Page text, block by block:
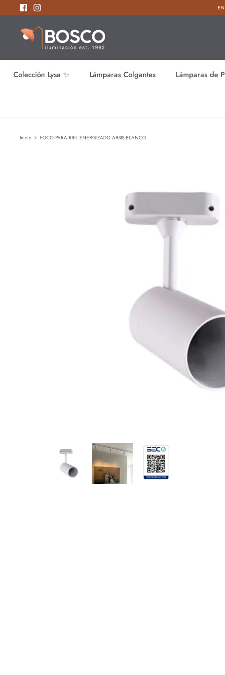
al
Colección Lysa ✨ Lámparas Colgantes Lámparas de
Inicio FOCO PARA RIEL ENERGIZADO ARSIS BLANCO